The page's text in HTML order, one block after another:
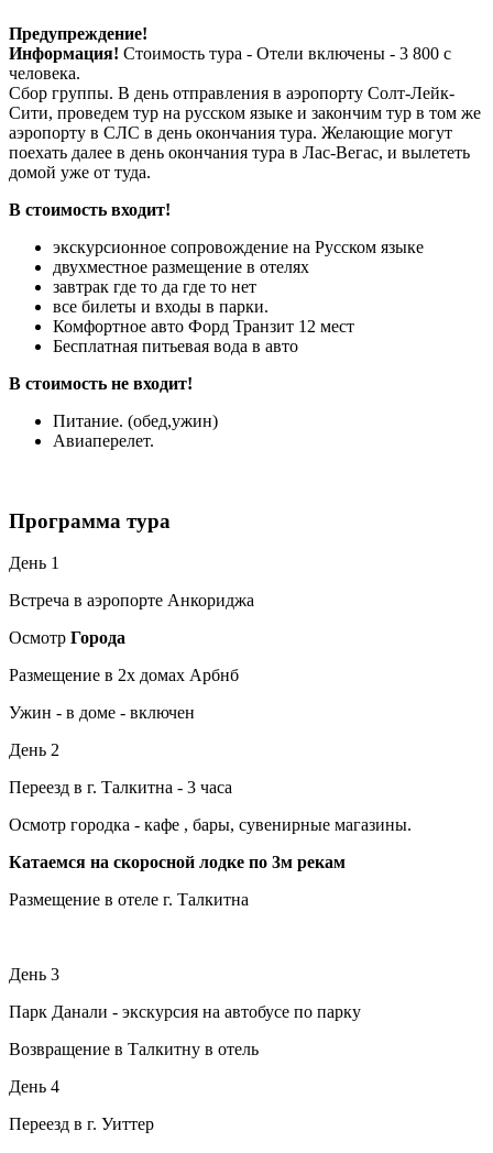
Предупреждение!
Информация! Стоимость тура - Отели включены - 3 800 с
человека.
Сбор группы. В день отправления в аэропорту Солт-Лейк-
Сити, проведем тур на русском языке и закончим тур в том же
аэропорту в СЛС в день окончания тура. Желающие могут
поехать далее в день окончания тура в Лас-Вегас, и вылететь
домой уже от туда.
В стоимость входит!
экскурсионное сопровождение на Русском языке
двухместное размещение в отелях
завтрак где то да где то нет
все билеты и входы в парки.
Комфортное авто Форд Транзит 12 мест
Бесплатная питьевая вода в авто
В стоимость не входит!
Питание. (обед,ужин)
Авиаперелет.
Программа тура
День 1
Встреча в аэропорте Анкориджа
Осмотр Города
Размещение в 2х домах Арбнб
Ужин - в доме - включен
День 2
Переезд в г. Талкитна - 3 часа
Осмотр городка - кафе , бары, сувенирные магазины.
Катаемся на скоросной лодке по 3м рекам
Размещение в отеле г. Талкитна
День 3
Парк Данали - экскурсия на автобусе по парку
Возвращение в Талкитну в отель
День 4
Переезд в г. Уиттер